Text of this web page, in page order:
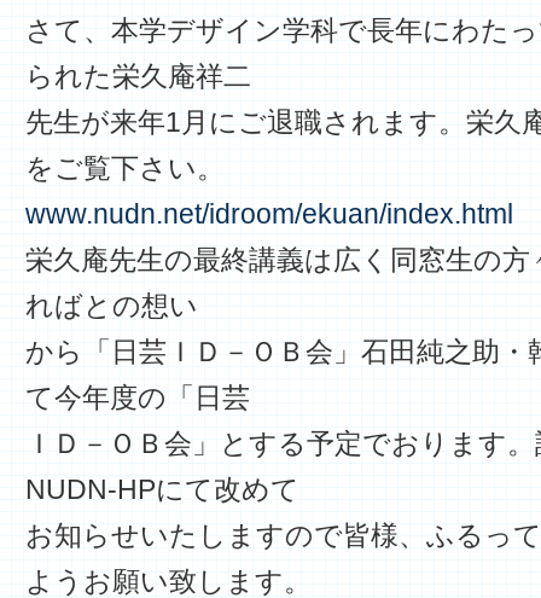
さて、本学デザイン学科で長年にわた
られた栄久庵祥二
先生が来年1月にご退職されます。栄久
をご覧下さい。
www.nudn.net/idroom/ekuan/index.html
栄久庵先生の最終講義は広く同窓生の
ればとの想い
から「日芸ＩＤ－ＯＢ会」石田純之助
て今年度の「日芸
ＩＤ－ＯＢ会」とする予定でおります
NUDN-HPにて改めて
お知らせいたしますので皆様、ふるっ
ようお願い致します。